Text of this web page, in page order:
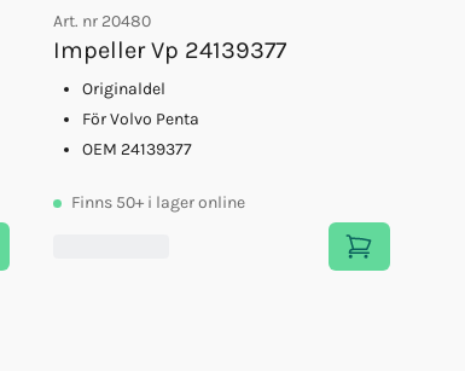
Art. nr 20480
Impeller Vp 24139377
Originaldel
För Volvo Penta
OEM 24139377
Finns 50+ i lager online